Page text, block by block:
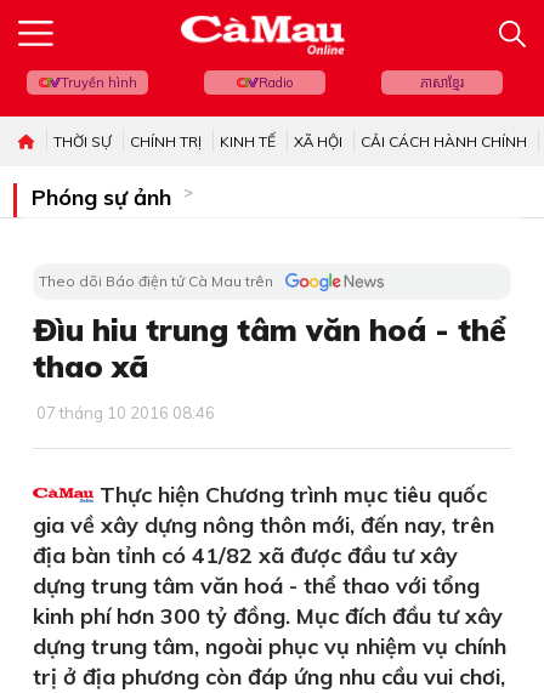
Truyền hình Radio ភាសាខ្មែរ
THỜI SỰ CHÍNH TRỊ KINH TẾ XÃ HỘI CẢI CÁCH HÀNH CHÍNH
Phóng sự ảnh
Theo dõi Báo điện tử Cà Mau trên
Đìu hiu trung tâm văn hoá - thể
thao xã
07 tháng 10 2016 08:46
Thực hiện Chương trình mục tiêu quốc
gia về xây dựng nông thôn mới, đến nay, trên
địa bàn tỉnh có 41/82 xã được đầu tư xây
dựng trung tâm văn hoá - thể thao với tổng
kinh phí hơn 300 tỷ đồng. Mục đích đầu tư xây
dựng trung tâm, ngoài phục vụ nhiệm vụ chính
trị ở địa phương còn đáp ứng nhu cầu vui chơi,